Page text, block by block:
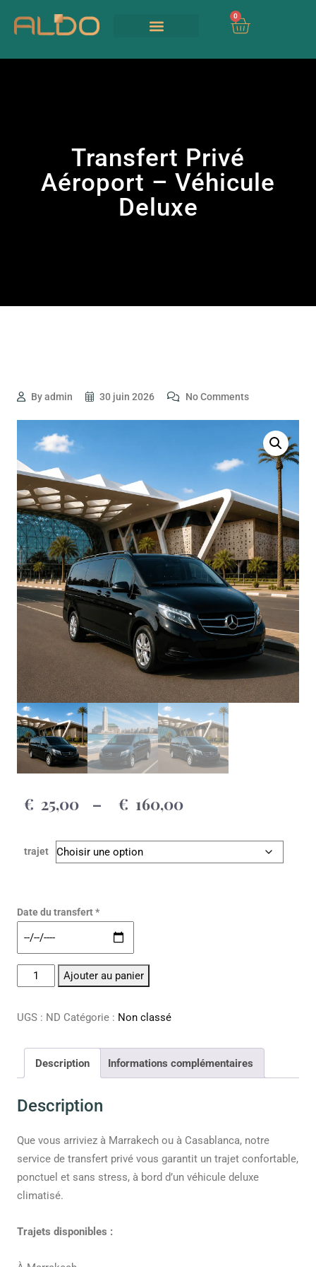
0
Transfert Privé
Aéroport – Véhicule
Deluxe
By admin 30 juin 2026 No Comments
€ 25,00 – € 160,00
trajet
Date du transfert *
Ajouter au panier
UGS : ND Catégorie : Non classé
Description Informations complémentaires
Description
Que vous arriviez à Marrakech ou à Casablanca, notre
service de transfert privé vous garantit un trajet confortable,
ponctuel et sans stress, à bord d’un véhicule deluxe
climatisé.
Trajets disponibles :